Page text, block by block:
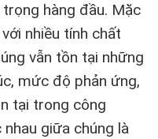
hàng đầu. Mặc
nhiều tính chất
vẫn tồn tại những
mức độ phản ứng,
tại trong công
giữa chúng là